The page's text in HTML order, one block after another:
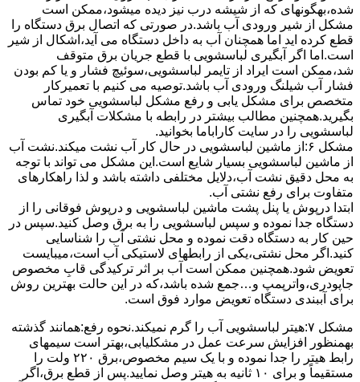
ﺷﺪه،بهگونهای ﮐﻪ از ﺷﯿﺸﻪ درب ﻧﯿﺰ دﯾﺪه میشود،ممکن است
مشکل از شیر ورودی آب باشد.در صورتی که اتصال برق دستگاه را
قطع کرده اید اما همچنان آب به داخل دستگاه می آید،اشکال از شیر
است.اما اگر آبگیری لباسشویی با قطع جریان برق متوقف
شد،ممکن است ایراد از تایمر لباسشویی،سوئیچ فشار و یا کم بودن
فشار آب شیلنگ ورودی آب باشد.توصیه می کنیم با تعمیرکار
متخصص برای مشکل یابی و رفع مشکل لباسشویی خود تماس
بگیرید.همچنین مطالب بیشتر در رابطه با مشکلات آبگیری
لباسشویی را در سایت کاراباما بخوانید.
مشکل ۶:از ﻣﺎﺷﯿﻦ لباسشویی در ﺣﺎل ﮐﺎر آب ﻧﺸﺖ میکند.نشت آب
از ماشین لباسشویی بسیار شایع است.این مشکل می تواند با توجه
به محل دقیق نشت آب،دلایل مختلفی داشته باشد و لذا راهکارهای
متفاوت برای رفع نشتی آب.
ابتدا درپوش یا پنل ﭘﺸﺖ ﻣﺎﺷﯿﻦ لباسشویی و درپوش ﻓﻮﻗﺎﻧﯽ را از
دستگاه ﺟﺪا ﻧﻤﻮده و ﺳﭙﺲ لباسشویی را ﺑﻪ ﺑﺮق وصل ﮐﻨﯿﺪ.سپس در
حین کار به دستگاه دقت نموده و ﻣﺤﻞ نشتی آب را ﺷﻨﺎﺳﺎﯾﯽ
کنید.اﮔﺮ ﻣﺤﻞ نشتی،ﯾﮑﯽ از رابطهای ﻻﺳﺘﯿﮑﯽ آب اﺳﺖ،میبایست
ﺗﻌﻮﯾﺾ شود.همچنین ﻣﻤﮑﻦ اﺳﺖ آب بر اثر ﺗﺮﮐﯿﺪﮔﯽ قابِ ﻣﺨﺼﻮص
ﺟﺎﭘﻮدری،واترپمپ و…جمع شده ﺑﺎﺷﺪ،ﮐﻪ در این حالت بهترین روش
برای آببندی دستگاه ﺗﻌﻮﯾﺾ ﻣﻮارد ﻓﻮق اﺳﺖ.
مشکل ۷:ﻫﯿﺘﺮ لباسشویی آب را ﮔﺮم نمیکند.نحوه رﻓﻊ:ﻫﻤﺎﻧﻨﺪ ﮔﺬﺷﺘﻪ
بهمنظور اﻓﺰاﯾﺶ ﺳﺮﻋﺖ ﻋﻤﻞ در مشکلیابی،بهتر است سیمهای
راﺑﻂ ﻫﯿﺘﺮ را ﺟﺪا ﻧﻤﻮده و ﺑﺎ ﯾﮏ ﺳﯿﻢ ﻣﺨﺼﻮص،برق ۲۲۰ ولت را
مستقیماً و برای ۱۰ ﺛﺎﻧﯿﻪ ﺑﻪ ﻫﯿﺘﺮ وصل نمایید.ﭘﺲ از ﻗﻄﻊ ﺑﺮق،اﮔﺮ